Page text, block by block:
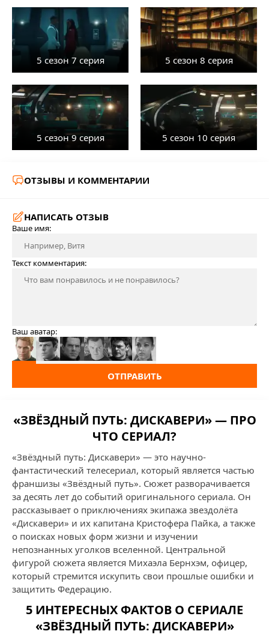
5 сезон 7 серия 5 сезон 8 серия
5 сезон 9 серия 5 сезон 10 серия
ОТЗЫВЫ И КОММЕНТАРИИ
НАПИСАТЬ ОТЗЫВ
Ваше имя:
Текст комментария:
Ваш аватар:
ОТПРАВИТЬ
«ЗВЁЗДНЫЙ ПУТЬ: ДИСКАВЕРИ» — ПРО
ЧТО СЕРИАЛ?
«Звёздный путь: Дискавери» — это научно-
фантастический телесериал, который является частью
франшизы «Звёздный путь». Сюжет разворачивается
за десять лет до событий оригинального сериала. Он
рассказывает о приключениях экипажа звездолёта
«Дискавери» и их капитана Кристофера Пайка, а также
о поисках новых форм жизни и изучении
непознанных уголков вселенной. Центральной
фигурой сюжета является Михаэла Бернхэм, офицер,
который стремится искупить свои прошлые ошибки и
защитить Федерацию.
5 ИНТЕРЕСНЫХ ФАКТОВ О СЕРИАЛЕ
«ЗВЁЗДНЫЙ ПУТЬ: ДИСКАВЕРИ»